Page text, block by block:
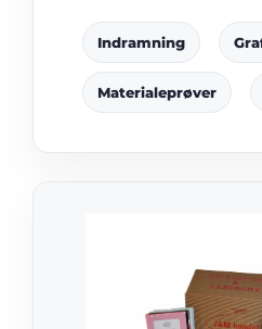
Indramning
Materialeprøver